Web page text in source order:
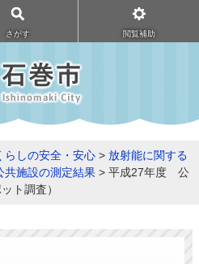
さがす 閲覧補助
らしの安全・安心 > 放射能に関する
共施設の測定結果 > 平成27年度 公
ト調査）